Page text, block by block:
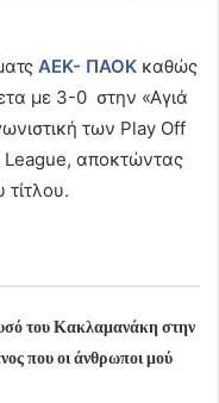
ΑΕΚ- ΠΑΟΚ καθώς
με 3-0 στην «Αγιά
των Play Off
αποκτώντας
του Κακλαμανάκη στην
που οι άνθρωποι μού